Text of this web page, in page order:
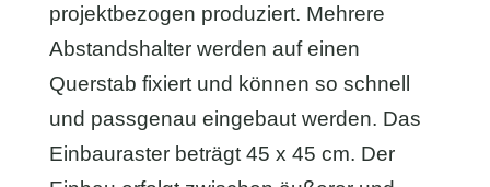
projektbezogen produziert. Mehrere
Abstandshalter werden auf einen
Querstab fixiert und können so schnell
und passgenau eingebaut werden. Das
Einbauraster beträgt 45 x 45 cm. Der